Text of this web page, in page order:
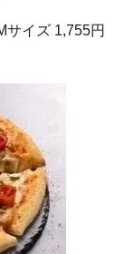
サイズ 1,755円